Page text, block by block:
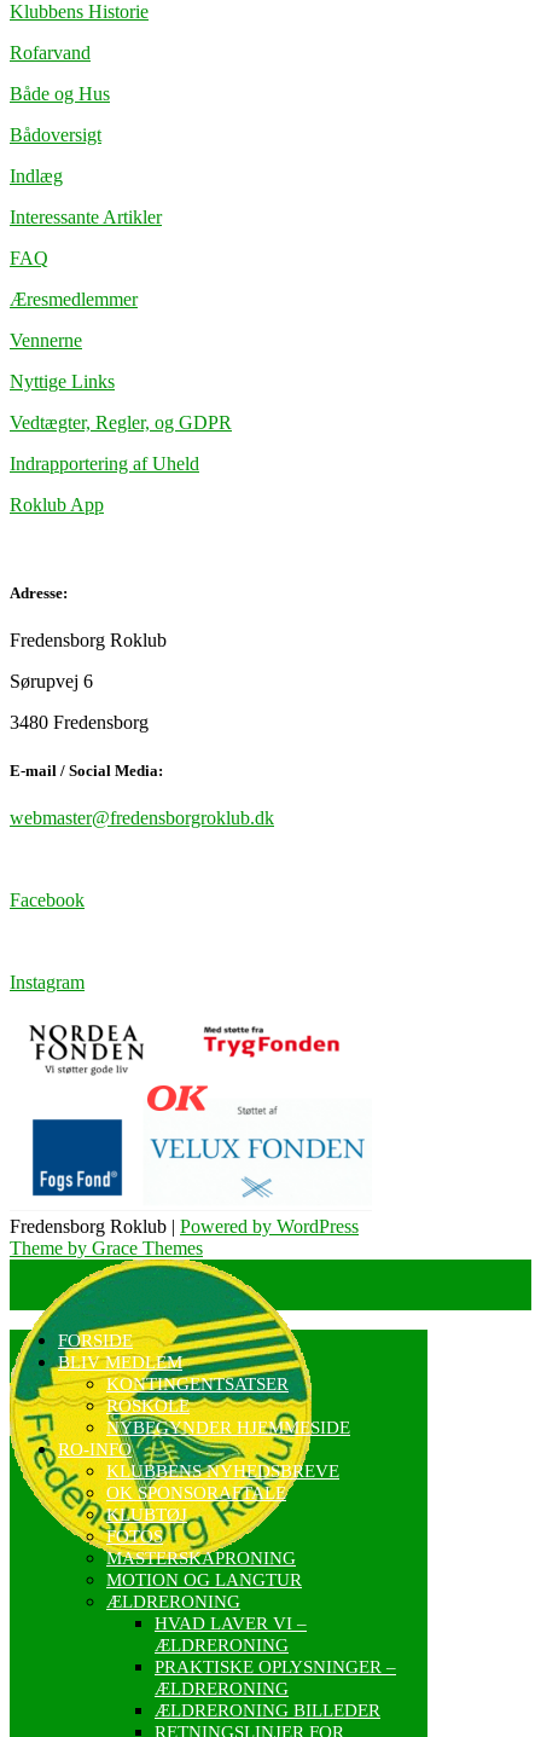
Klubbens Historie
Rofarvand
Både og Hus
Bådoversigt
Indlæg
Interessante Artikler
FAQ
Æresmedlemmer
Vennerne
Nyttige Links
Vedtægter, Regler, og GDPR
Indrapportering af Uheld
Roklub App
Adresse:
Fredensborg Roklub
Sørupvej 6
3480 Fredensborg
E-mail / Social Media:
webmaster@fredensborgroklub.dk
Facebook
Instagram
Fredensborg Roklub | Powered by WordPress
Theme by Grace Themes
FORSIDE
BLIV MEDLEM
KONTINGENTSATSER
ROSKOLE
NYBEGYNDER HJEMMESIDE
RO-INFO
KLUBBENS NYHEDSBREVE
OK SPONSORAFTALE
KLUBTØJ
FOTOS
MASTERSKAPRONING
MOTION OG LANGTUR
ÆLDRERONING
HVAD LAVER VI –
ÆLDRERONING
PRAKTISKE OPLYSNINGER –
ÆLDRERONING
ÆLDRERONING BILLEDER
RETNINGSLINJER FOR